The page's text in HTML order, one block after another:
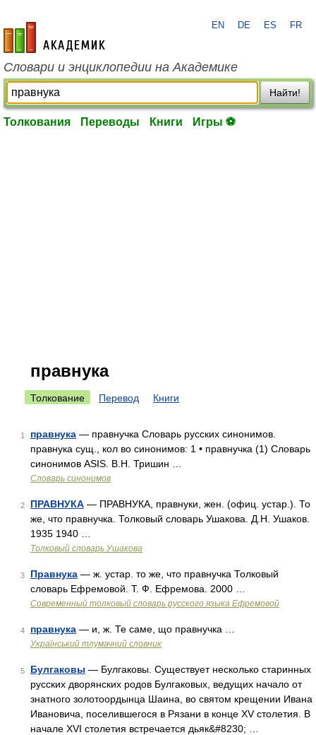
academic.ru
EN DE ES FR
Словари и энциклопедии на Академике
Найти!
Толкования Переводы Книги Игры ⚽
правнука
Толкование Перевод Книги
1 правнука — правнучка Словарь русских синонимов.
правнука сущ., кол во синонимов: 1 • правнучка (1) Словарь
синонимов ASIS. В.Н. Тришин …
Словарь синонимов
2 ПРАВНУКА — ПРАВНУКА, правнуки, жен. (офиц. устар.). То
же, что правнучка. Толковый словарь Ушакова. Д.Н. Ушаков.
1935 1940 …
Толковый словарь Ушакова
3 Правнука — ж. устар. то же, что правнучка Толковый
словарь Ефремовой. Т. Ф. Ефремова. 2000 …
Современный толковый словарь русского языка Ефремовой
4 правнука — и, ж. Те саме, що правнучка …
Український тлумачний словник
5 Булгаковы — Булгаковы. Существует несколько старинных
русских дворянских родов Булгаковых, ведущих начало от
знатного золотоордынца Шаина, во святом крещении Ивана
Ивановича, поселившегося в Рязани в конце XV столетия. В
начале XVI столетия встречается дьяк&#8230; …